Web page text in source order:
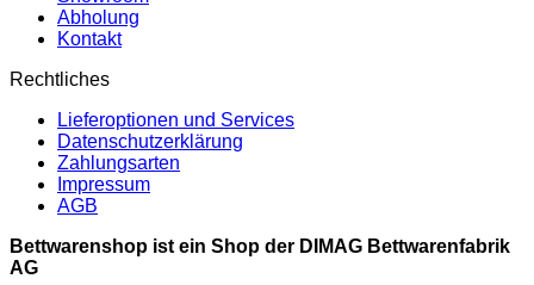
Abholung
Kontakt
Rechtliches
Lieferoptionen und Services
Datenschutzerklärung
Zahlungsarten
Impressum
AGB
Bettwarenshop ist ein Shop der DIMAG Bettwarenfabrik
AG